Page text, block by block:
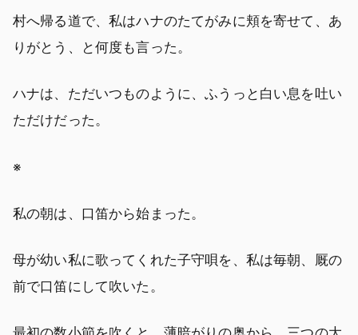
村へ帰る道で、私はハナのたてがみに頬を寄せて、あ
りがとう、と何度も言った。
ハナは、ただいつものように、ふうっと白い息を吐い
ただけだった。
※
私の朝は、口笛から始まった。
母が幼い私に歌ってくれた子守唄を、私は毎朝、厩の
前で口笛にして吹いた。